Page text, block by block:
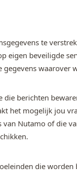
te
eigen beveiligde
waarover
berichten
het mogelijk jou
Nutamo of die
die